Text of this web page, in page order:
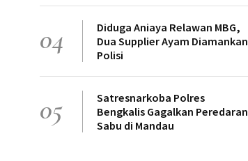
04
Diduga Aniaya Relawan MBG,
Dua Supplier Ayam Diamankan
Polisi
05
Satresnarkoba Polres
Bengkalis Gagalkan Peredaran
Sabu di Mandau